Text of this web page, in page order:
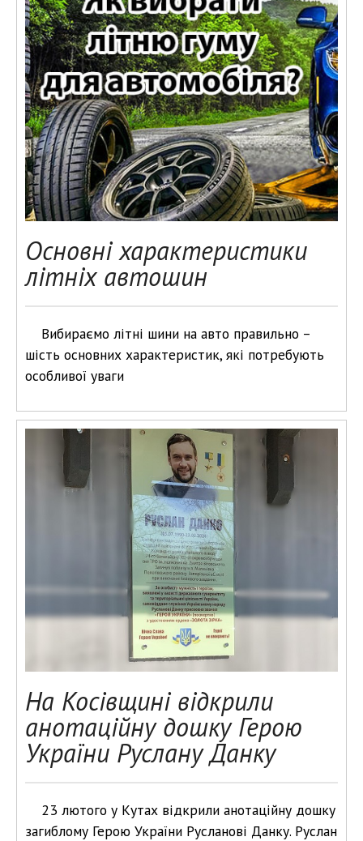
Основні характеристики
літніх автошин
Вибираємо літні шини на авто правильно –
шість основних характеристик, які потребують
особливої уваги
На Косівщині відкрили
анотаційну дошку Герою
України Руслану Данку
23 лютого у Кутах відкрили анотаційну дошку
загиблому Герою України Русланові Данку. Руслан